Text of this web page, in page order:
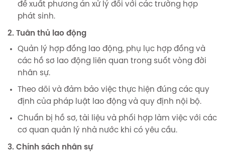
đề xuất phương án xử lý đối với các trường hợp
phát sinh.
2. Tuân thủ lao động
Quản lý hợp đồng lao động, phụ lục hợp đồng và
các hồ sơ lao động liên quan trong suốt vòng đời
nhân sự.
Theo dõi và đảm bảo việc thực hiện đúng các quy
định của pháp luật lao động và quy định nội bộ.
Chuẩn bị hồ sơ, tài liệu và phối hợp làm việc với các
cơ quan quản lý nhà nước khi có yêu cầu.
3. Chính sách nhân sự